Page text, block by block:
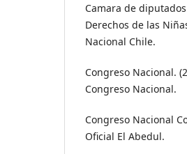
Camara de
Derechos de las
Nacional Chile.
Congreso Nacional.
Congreso Nacional.
Congreso Nacional
Oficial El Abedul.